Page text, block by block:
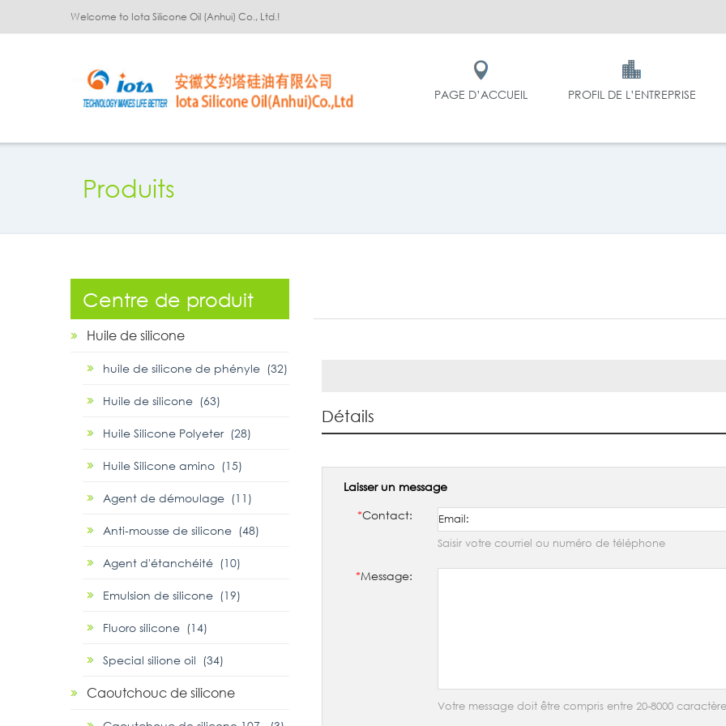
Welcome to Iota Silicone Oil (Anhui) Co., Ltd.!
PAGE D’ACCUEIL PROFIL DE L’ENTREPRISE
Produits
Détails
Laisser un message
*Contact:
Saisir votre courriel ou numéro de téléphone
*Message:
Votre message doit être compris entre 20-8000
Centre de produit
Huile de silicone
huile de silicone de phényle (32)
Huile de silicone (63)
Huile Silicone Polyeter (28)
Huile Silicone amino (15)
Agent de démoulage (11)
Anti-mousse de silicone (48)
Agent d'étanchéité (10)
Emulsion de silicone (19)
Fluoro silicone (14)
Special silione oil (34)
Caoutchouc de silicone